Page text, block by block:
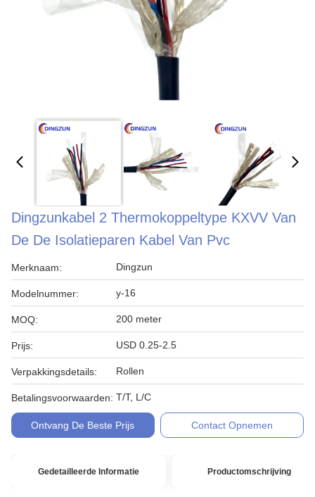
Dingzunkabel 2 Thermokoppeltype KXVV Van
De De Isolatieparen Kabel Van Pvc
Merknaam: Dingzun
Modelnummer: y-16
MOQ: 200 meter
Prijs: USD 0.25-2.5
Verpakkingsdetails: Rollen
Betalingsvoorwaarden: T/T, L/C
Ontvang De Beste Prijs Contact Opnemen
Gedetailleerde Informatie Productomschrijving